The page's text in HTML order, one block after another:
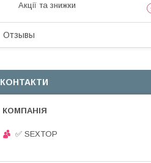
Акції та знижки
Отзывы
КОНТАКТИ
✅ SEXTOP